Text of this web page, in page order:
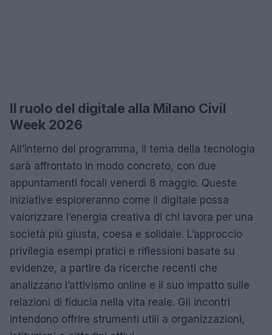
Il ruolo del digitale alla Milano Civil
Week 2026
All’interno del programma, il tema della tecnologia
sarà affrontato in modo concreto, con due
appuntamenti focali venerdì 8 maggio. Queste
iniziative esploreranno come il digitale possa
valorizzare l’energia creativa di chi lavora per una
società più giusta, coesa e solidale. L’approccio
privilegia esempi pratici e riflessioni basate su
evidenze, a partire da ricerche recenti che
analizzano l’attivismo online e il suo impatto sulle
relazioni di fiducia nella vita reale. Gli incontri
intendono offrire strumenti utili a organizzazioni,